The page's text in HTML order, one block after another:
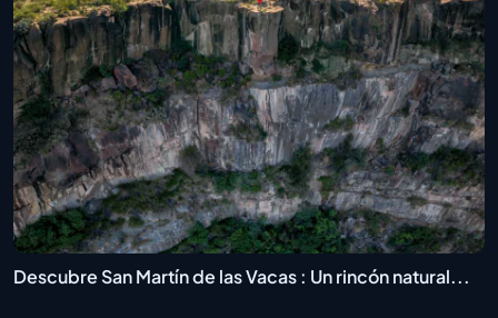
Descubre San Martín de las Vacas : Un rincón natural...